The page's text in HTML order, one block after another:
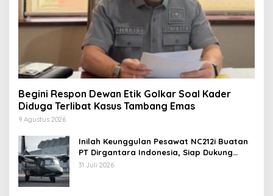
Begini Respon Dewan Etik Golkar Soal Kader
Diduga Terlibat Kasus Tambang Emas
9 Agustus 2026
Inilah Keunggulan Pesawat NC212i Buatan
PT Dirgantara Indonesia, Siap Dukung
Berbagai Operasi TNI
31 Juli 2026